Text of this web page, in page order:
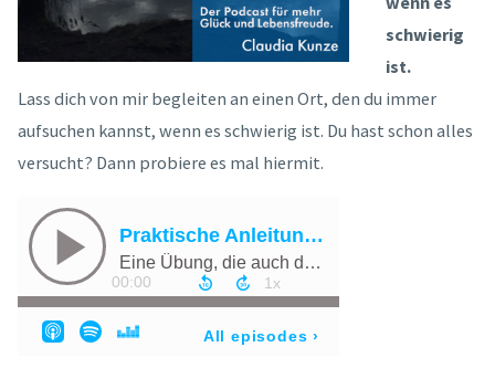
schwierig
ist.
Lass dich von mir begleiten an einen Ort, den du immer
aufsuchen kannst, wenn es schwierig ist. Du hast schon alles
versucht? Dann probiere es mal hiermit.